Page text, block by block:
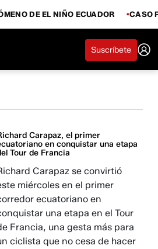
DE EL NIÑO ECUADOR CASO
Suscríbete
Carapaz, el primer
en conquistar una etapa
Tour de Francia
Carapaz se convirtió
miércoles en el primer
ecuatoriano en
una etapa en el Tour
Francia, una gesta más para
ciclista que no cesa de hacer